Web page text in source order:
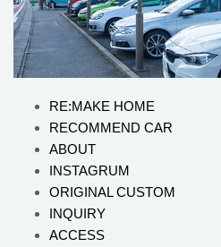
RE:MAKE HOME
RECOMMEND CAR
ABOUT
INSTAGRUM
ORIGINAL CUSTOM
INQUIRY
ACCESS